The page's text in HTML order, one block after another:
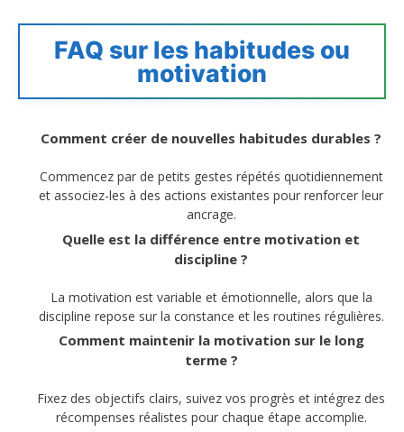
FAQ sur les habitudes ou
motivation
Comment créer de nouvelles habitudes durables ?
Commencez par de petits gestes répétés quotidiennement
et associez-les à des actions existantes pour renforcer leur
ancrage.
Quelle est la différence entre motivation et
discipline ?
La motivation est variable et émotionnelle, alors que la
discipline repose sur la constance et les routines régulières.
Comment maintenir la motivation sur le long
terme ?
Fixez des objectifs clairs, suivez vos progrès et intégrez des
récompenses réalistes pour chaque étape accomplie.